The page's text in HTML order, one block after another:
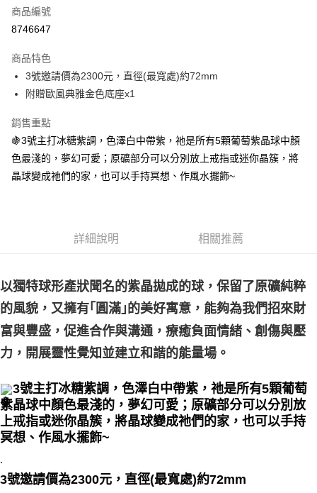
超商取貨付款
Apple Pay
街口支付
悠遊付
ATM付款
賣家宅配幫您送（台灣）
郵局幫你送（離島）
付款後門市自取
免運費
商品編號
8746647
商品特色
3號邀請價為2300元，直徑(最寬處)約72mm
附贈歐風典雅金色底座x1
銷售重點
🍇3號主打冰糖紫調，色澤白中帶紫，祂是所有5顆葡萄紫晶球中顏
色最淺的，夢幻可愛；原礦部分可以分別放上戒指或迷你晶簇，將
晶球變成祂們的家，也可以手持冥想、作風水擺飾~
詳細說明 相關推薦
以獨特球形產狀聞名的紫晶拋成的球，保留了原礦純粹
的風貌，又擁有｢圓滿｣的美好寓意，能夠為我們招來財
富與豐盛，促進合作與溝通，療癒負面情緒、創傷與壓
力，開展靈性覺知並建立和諧的能量場。
3號主打冰糖紫調，色澤白中帶紫，祂是所有5顆葡萄
紫晶球中顏色最淺的，夢幻可愛；原礦部分可以分別放
上戒指或迷你晶簇，將晶球變成祂們的家，也可以手持
冥想、作風水擺飾~
.
3號邀請價為2300元，直徑(最寬處)約72mm